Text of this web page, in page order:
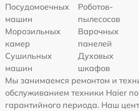
Посудомоечных
машин
Роботов-
пылесосов
Морозильных
камер
Варочных
панелей
Сушильных
машин
Духовых
шкафов
Мы занимаемся ремонтом и
обслуживанием техники Haier
гарантийного периода. Наш